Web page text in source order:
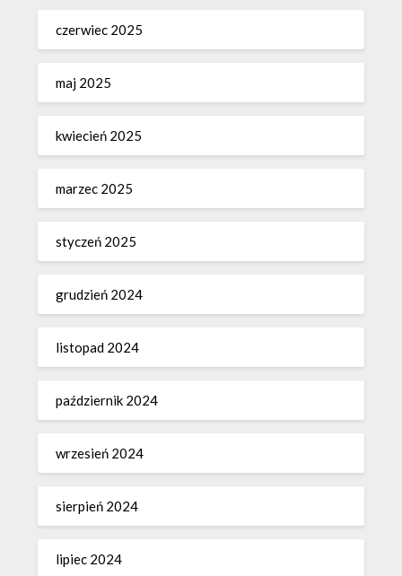
czerwiec 2025
maj 2025
kwiecień 2025
marzec 2025
styczeń 2025
grudzień 2024
listopad 2024
październik 2024
wrzesień 2024
sierpień 2024
lipiec 2024